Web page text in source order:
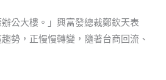
公大樓。」興富發總裁鄭欽天表
勢，正慢慢轉變，隨著台商回流、